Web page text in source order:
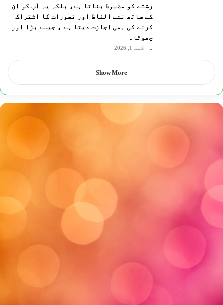
رشتے کو مضبوط بناتا ہے، بلکہ یہ آپ کو ان
کے ساتھ نئے الفاظ اور تصورات کا اشتراک
کرنے کی بھی اجازت دیتا ہے ، جیسے بڑا اور
چھوٹا۔
اگست 1, 2026
Show More